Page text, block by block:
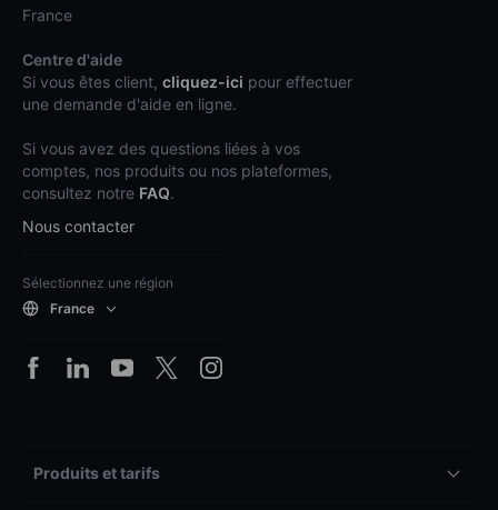
France
Centre d'aide
Si vous êtes client, cliquez-ici pour effectuer
une demande d'aide en ligne.
Si vous avez des questions liées à vos
comptes, nos produits ou nos plateformes,
consultez notre FAQ.
Nous contacter
Sélectionnez une région
France
Produits et tarifs